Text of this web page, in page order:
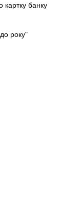
картку банку
року"